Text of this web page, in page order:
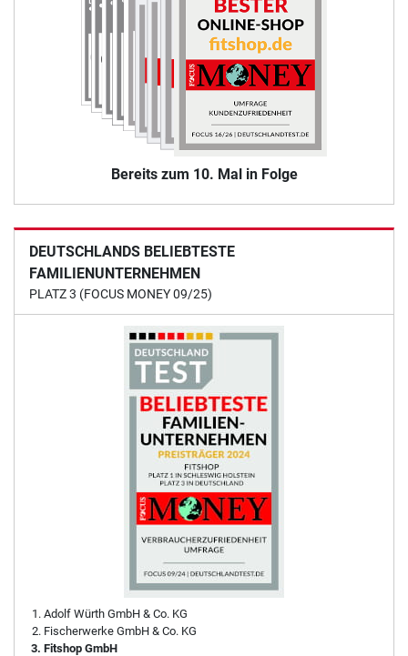
Bereits zum 10. Mal in Folge
DEUTSCHLANDS BELIEBTESTE
FAMILIENUNTERNEHMEN
PLATZ 3 (FOCUS MONEY 09/25)
Adolf Würth GmbH & Co. KG
Fischerwerke GmbH & Co. KG
Fitshop GmbH